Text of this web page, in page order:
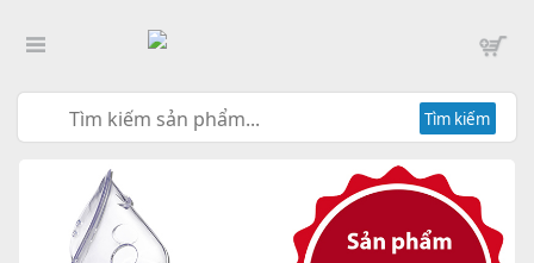
Tìm kiếm